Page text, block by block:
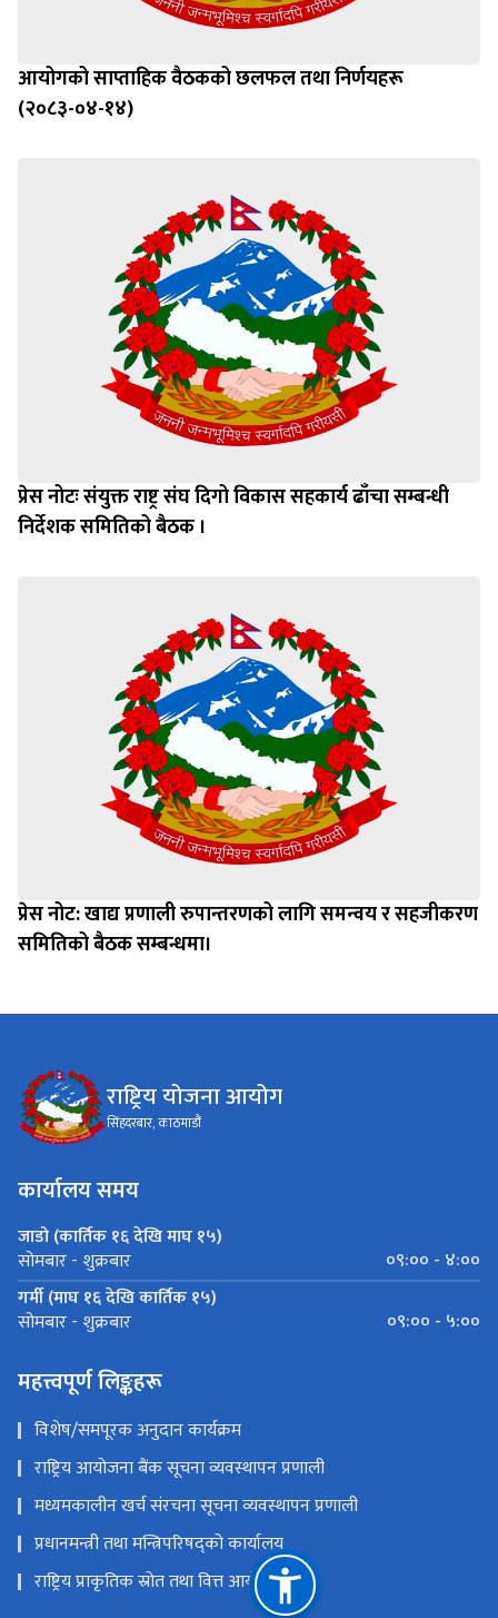
आयोगको साप्ताहिक वैठकको छलफल तथा निर्णयहरू
(२०८३-०४-१४)
प्रेस नोटः संयुक्त राष्ट्र संघ दिगो विकास सहकार्य ढाँचा सम्बन्धी
निर्देशक समितिको बैठक ।
प्रेस नोट: खाद्य प्रणाली रुपान्तरणको लागि समन्वय र सहजीकरण
समितिको बैठक सम्बन्धमा।
राष्ट्रिय योजना आयोग
सिंहदरबार, काठमाडौं
कार्यालय समय
जाडो (कार्तिक १६ देखि माघ १५)
सोमबार - शुक्रबार
०९:०० - ४:००
गर्मी (माघ १६ देखि कार्तिक १५)
सोमबार - शुक्रबार ०९:०० - ५:००
महत्त्वपूर्ण लिङ्कहरू
विशेष/समपूरक अनुदान कार्यक्रम
राष्ट्रिय आयोजना बैंक सूचना व्यवस्थापन प्रणाली
मध्यमकालीन खर्च संरचना सूचना व्यवस्थापन प्रणाली
प्रधानमन्त्री तथा मन्त्रिपरिषद्को कार्यालय
राष्ट्रिय प्राकृतिक स्रोत तथा वित्त आयोग